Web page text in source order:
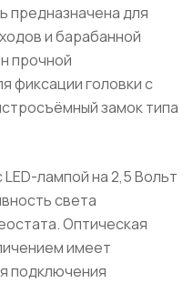
предназначена для
и барабанной
прочной
фиксации головки с
замок типа
лампой на 2,5 Вольт
света
Оптическая
имеет
подключения